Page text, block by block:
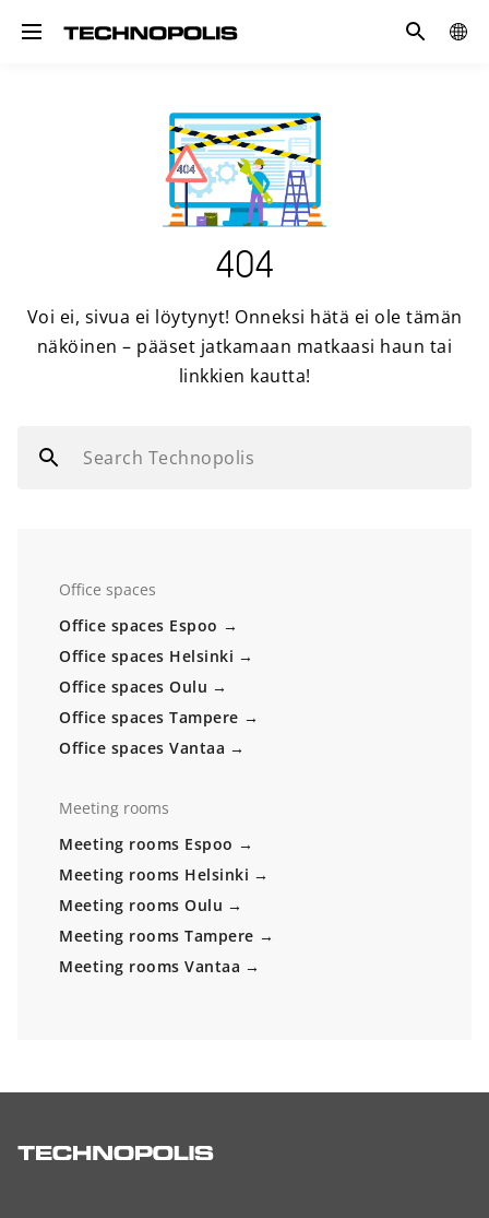
Toggle navigation
Search
404
Voi ei, sivua ei löytynyt! Onneksi hätä ei ole tämän
näköinen – pääset jatkamaan matkaasi haun tai
linkkien kautta!
Search Technopolis
Office spaces
Office spaces Espoo
Office spaces Helsinki
Office spaces Oulu
Office spaces Tampere
Office spaces Vantaa
Meeting rooms
Meeting rooms Espoo
Meeting rooms Helsinki
Meeting rooms Oulu
Meeting rooms Tampere
Meeting rooms Vantaa